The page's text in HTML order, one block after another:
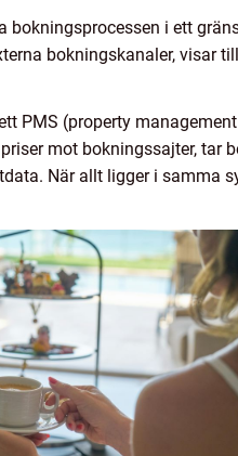
bokningsprocessen i ett
bokningskanaler, visar
PMS (property
mot bokningssajter, tar
När allt ligger i samma